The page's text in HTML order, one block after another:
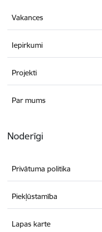
Vakances
Iepirkumi
Projekti
Par mums
Noderīgi
Privātuma politika
Piekļūstamība
Lapas karte